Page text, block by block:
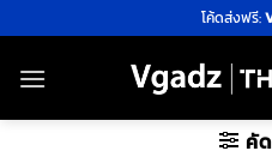
ไป
ยัง
โค้ดส่งฟรี:
คั